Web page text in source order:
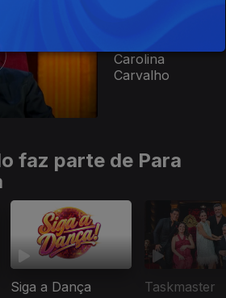
Carolina
Carvalho
faz parte de Para
Siga a Dança Taskmaster